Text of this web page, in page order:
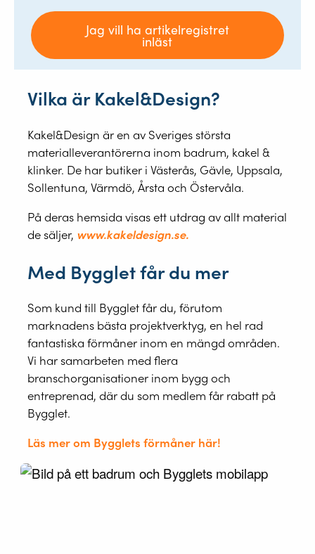
Jag vill ha artikelregistret
inläst
Vilka är Kakel&Design?
Kakel&Design är en av Sveriges största
materialleverantörerna inom badrum, kakel &
klinker. De har butiker i Västerås, Gävle, Uppsala,
Sollentuna, Värmdö, Årsta och Östervåla.
På deras hemsida visas ett utdrag av allt material
de säljer, www.kakeldesign.se.
Med Bygglet får du mer
Som kund till Bygglet får du, förutom
marknadens bästa projektverktyg, en hel rad
fantastiska förmåner inom en mängd områden.
Vi har samarbeten med flera
branschorganisationer inom bygg och
entreprenad, där du som medlem får rabatt på
Bygglet.
Läs mer om Bygglets förmåner här!